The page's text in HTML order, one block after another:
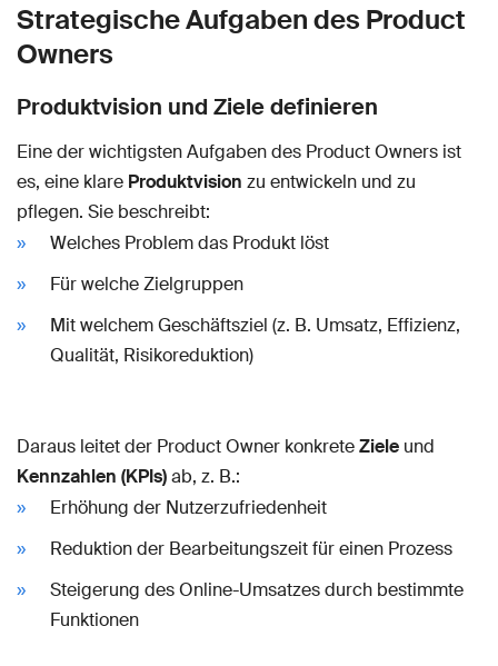
Strategische Aufgaben des Product
Owners
Produktvision und Ziele definieren
Eine der wichtigsten Aufgaben des Product Owners ist
es, eine klare Produktvision zu entwickeln und zu
pflegen. Sie beschreibt:
Welches Problem das Produkt löst
Für welche Zielgruppen
Mit welchem Geschäftsziel (z. B. Umsatz, Effizienz,
Qualität, Risikoreduktion)
Daraus leitet der Product Owner konkreteZiele und
Kennzahlen (KPIs)ab, z. B.:
Erhöhung der Nutzerzufriedenheit
Reduktion der Bearbeitungszeit für einen Prozess
Steigerung des Online-Umsatzes durch bestimmte
Funktionen